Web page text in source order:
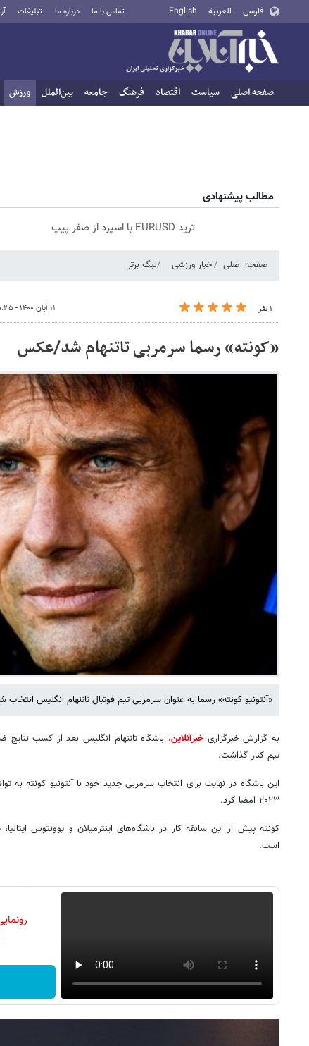
فارسی العربية English تماس با ما درباره ما تبلیغات
صفحه اصلی سیاست اقتصاد فرهنگ جامعه بین‌الملل ورزش
مطالب پیشنهادی
ترید EURUSD با اسپرد از صفر پیپ
صفحه اصلی اخبار ورزشی لیگ برتر
۱ نفر ۱۱ آبان ۱۴۰۰ - ۱۵:۳۵
«کونته» رسما سرمربی تاتنهام شد/عکس
«آنتونیو کونته» رسما به عنوان سرمربی تیم فوتبال تاتنهام انگلیس انتخاب
به گزارش خبرگزاریخبرآنلاین، باشگاه تاتنهام انگلیس بعد از کسب نتایج
تیم کنار گذاشت.
این باشگاه در نهایت برای انتخاب سرمربی جدید خود با آنتونیو کونته به
۲۰۲۳ امضا کرد.
کونته پیش از این سابقه کار در باشگاه‌های اینترمیلان و یوونتوس
است.